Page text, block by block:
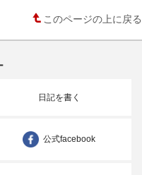
このページの上に戻る
日記を書く
公式facebook